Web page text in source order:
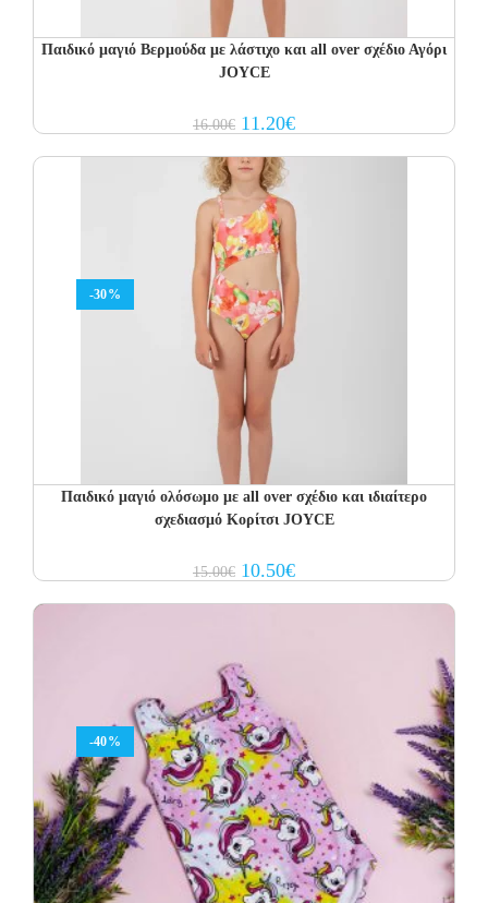
Παιδικό μαγιό Βερμούδα με λάστιχο και all over σχέδιο Αγόρι
JOYCE
16.00€ Original
price
16.00€.
11.20€Current
price
-30%
Παιδικό μαγιό ολόσωμο με all over σχέδιο και ιδιαίτερο
σχεδιασμό Κορίτσι JOYCE
15.00€ Original
price
10.50€Current
price
-40%